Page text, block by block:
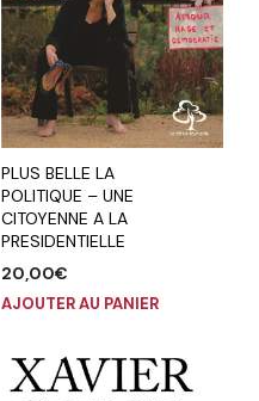
PLUS BELLE LA
POLITIQUE – UNE
CITOYENNE A LA
PRESIDENTIELLE
20,00€
AJOUTER AU PANIER